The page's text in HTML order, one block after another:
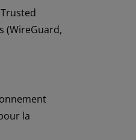
(WireGuard,
la